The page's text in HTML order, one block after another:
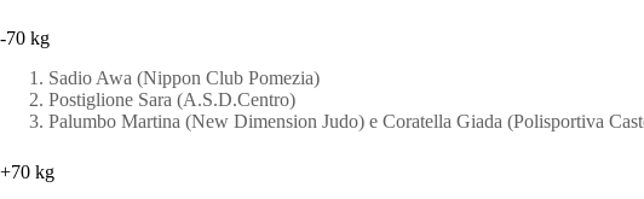
-70 kg
Sadio Awa (Nippon Club Pomezia)
Postiglione Sara (A.S.D.Centro)
Palumbo Martina (New Dimension Judo) e Coratella Giada (Polisportiva
+70 kg